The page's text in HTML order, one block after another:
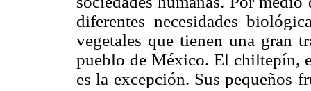
diferentes necesidades
vegetales que tienen una gran
pueblo de México. El chiltepín,
es la excepción. Sus pequeños